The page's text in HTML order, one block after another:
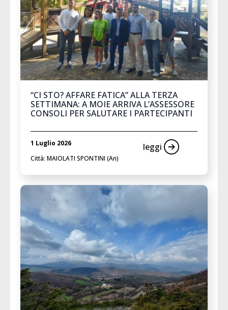
“CI STO? AFFARE FATICA” ALLA TERZA
SETTIMANA: A MOIE ARRIVA L’ASSESSORE
CONSOLI PER SALUTARE I PARTECIPANTI
1 Luglio 2026
Città: MAIOLATI SPONTINI (An)
leggi